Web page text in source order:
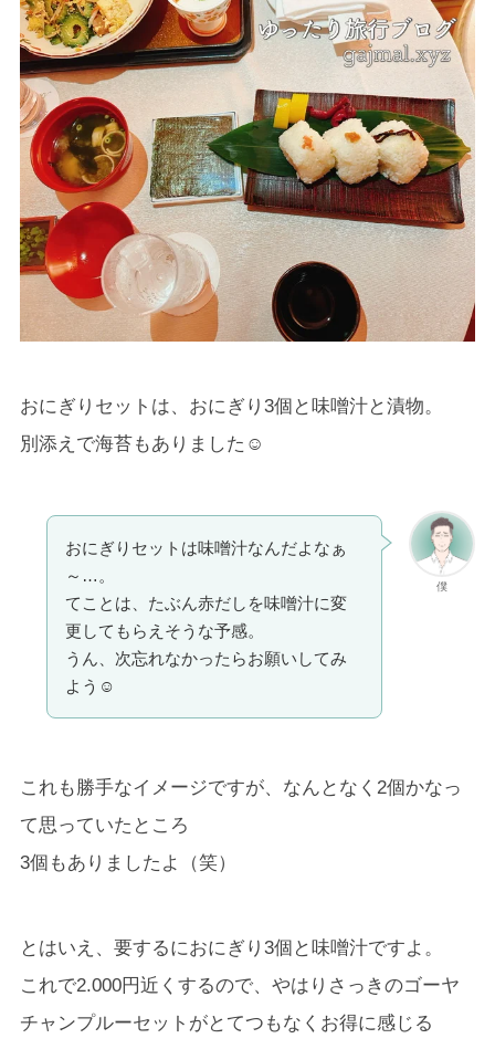
おにぎりセットは、おにぎり3個と味噌汁と漬物。
別添えで海苔もありました☺
僕
おにぎりセットは味噌汁なんだよなぁ
～…。
てことは、たぶん赤だしを味噌汁に変
更してもらえそうな予感。
うん、次忘れなかったらお願いしてみ
よう☺
これも勝手なイメージですが、なんとなく2個かなっ
て思っていたところ
3個もありましたよ（笑）
とはいえ、要するにおにぎり3個と味噌汁ですよ。
これで2.000円近くするので、やはりさっきのゴーヤ
チャンプルーセットがとてつもなくお得に感じる